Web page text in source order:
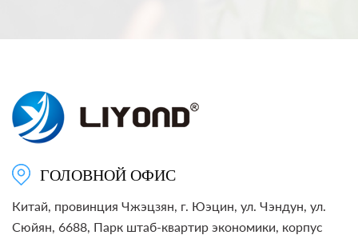
ГОЛОВНОЙ ОФИС
Китай, провинция Чжэцзян, г. Юэцин, ул. Чэндун, ул.
Сюйян, 6688, Парк штаб-квартир экономики, корпус